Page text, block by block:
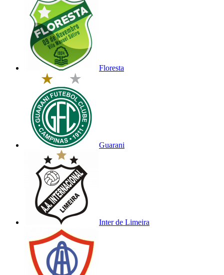
Floresta
Guarani
Inter de Limeira